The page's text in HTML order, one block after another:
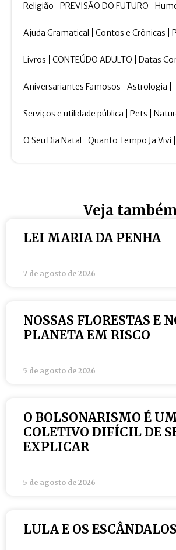
Religião PREVISÃO DO FUTURO
Ajuda Gramatical Contos e Crônicas
Livros CONTEÚDO ADULTO Datas
Aniversariantes Famosos Astrologia
Serviços e utilidade pública Pets
O Seu Dia Natal Quanto Tempo Ja Vivi
Veja
LEI MARIA DA PENHA
7 de agosto de 2026
NOSSAS FLORESTAS E
PLANETA EM RISCO
5 de agosto de 2026
O BOLSONARISMO É
COLETIVO DIFÍCIL DE
EXPLICAR
5 de agosto de 2026
LULA E OS ESCÂNDALOS